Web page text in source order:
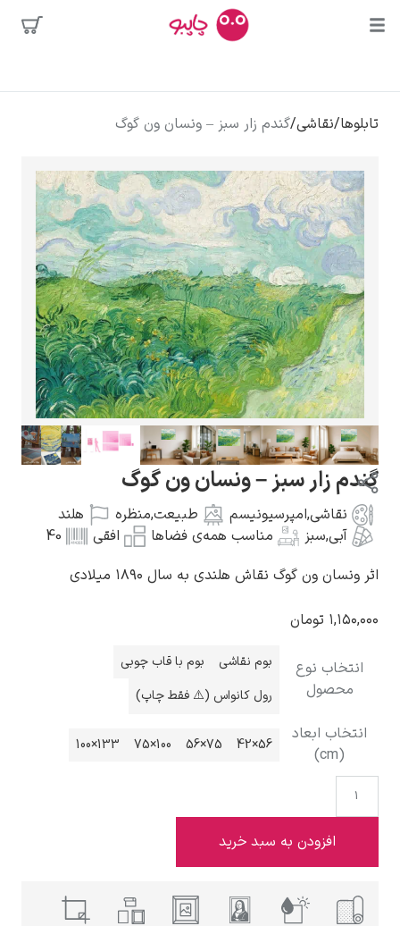
جستجوها
پیکاسو
سالوادور دالی
فریدا کالوا
محبوب‌ترین
هنرمندان
کلود مونه
ونسان ون گوگ
گوستاو کلیمت
ادوارد هاپر
تابلوها/نقاشی/گندم زار سبز – ونسان ون گوگ
گندم زار سبز – ونسان ون گوگ
نقاشی,امپرسیونیسم طبیعت,منظره
هلند
آبی,سبز مناسب همه‌ی فضاها افقی
40
اثر ونسان ون گوگ نقاش هلندی به سال ۱۸۹۰ میلادی
۱,۱۵۰,۰۰۰ تومان
انتخاب نوع
محصول
بوم نقاشی
بوم با قاب چوبی
رول کانواس (⚠️ فقط چاپ)
انتخاب ابعاد
(cm)
56×42
75×56
100×75
133×100
افزودن به سبد خرید